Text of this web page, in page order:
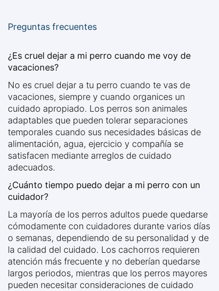
Preguntas frecuentes
¿Es cruel dejar a mi perro cuando me voy de
vacaciones?
No es cruel dejar a tu perro cuando te vas de
vacaciones, siempre y cuando organices un
cuidado apropiado. Los perros son animales
adaptables que pueden tolerar separaciones
temporales cuando sus necesidades básicas de
alimentación, agua, ejercicio y compañía se
satisfacen mediante arreglos de cuidado
adecuados.
¿Cuánto tiempo puedo dejar a mi perro con un
cuidador?
La mayoría de los perros adultos puede quedarse
cómodamente con cuidadores durante varios días
o semanas, dependiendo de su personalidad y de
la calidad del cuidado. Los cachorros requieren
atención más frecuente y no deberían quedarse
largos periodos, mientras que los perros mayores
pueden necesitar consideraciones de cuidado